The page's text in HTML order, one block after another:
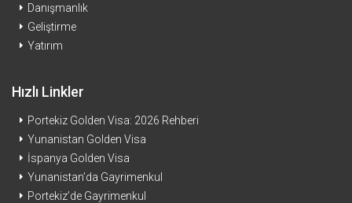
Danışmanlık
Geliştirme
Yatırım
Hızlı Linkler
Portekiz Golden Visa: 2026 Rehberi
Yunanistan Golden Visa
İspanya Golden Visa
Yunanistan’da Gayrimenkul
Portekiz’de Gayrimenkul